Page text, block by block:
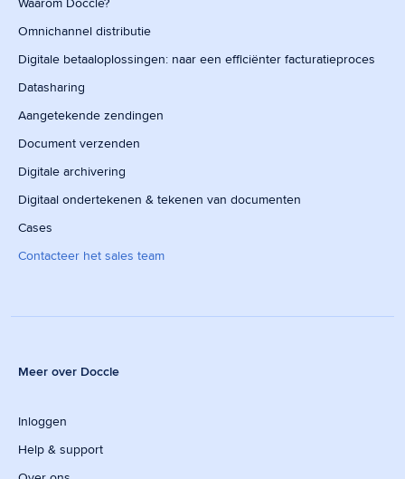
Omnichannel distributie
Digitale betaaloplossingen: naar een efficiënter facturatieproces
Datasharing
Aangetekende zendingen
Document verzenden
Digitale archivering
Digitaal ondertekenen & tekenen van documenten
Cases
Contacteer het sales team
Meer over Doccle
Inloggen
Help & support